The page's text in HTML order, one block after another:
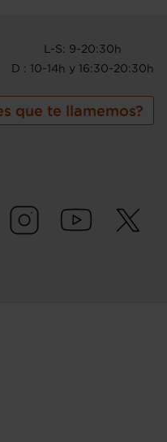
L-S: 9-20:30h
D : 10-14h y 16:30-20:30h
que te llamemos?